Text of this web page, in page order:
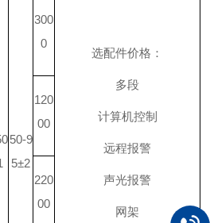
选配件价格：
多段
计算机控制
远程报警
声光报警
网架
50-9
5±2
300
0
120
00
220
00